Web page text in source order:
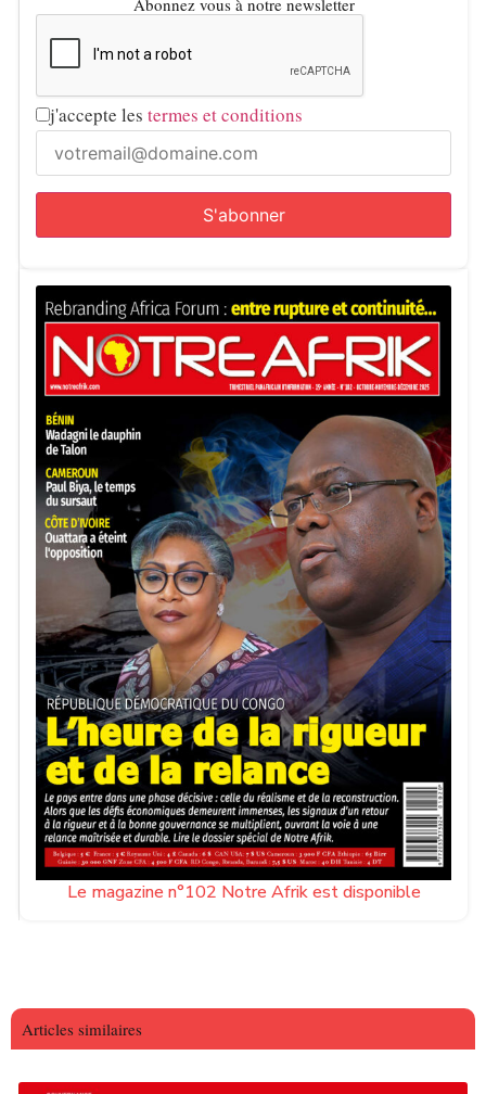
Abonnez vous à notre newsletter
j'accepte les termes et conditions
Le magazine n°102 Notre Afrik est disponible
Articles similaires